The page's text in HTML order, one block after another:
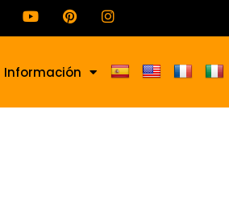
Información